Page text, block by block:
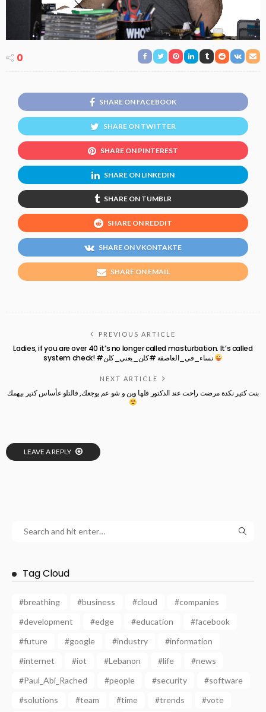
0
SHARE ON FACEBOOK
SHARE ON TWITTER
SHARE ON PINTEREST
SHARE ON LINKEDIN
SHARE ON TUMBLR
SHARE ON REDDIT
SHARE ON VKONTAKTE
SHARE ON EMAIL
PREVIOUS ARTICLE
Ladies, if you are over 40 it’s no longer called masturbation. It’s called
system check! #نساء_في_العاصفة #كلن_يعني_كلن
NEXT ARTICLE
بنت كتير نكدة مرضت راحت عند الدكتور قلها وين و شو عم يوجعك, قالتلو عأساس كتير بيهمك
LEAVE A REPLY
Tag Cloud
#breathing #business #cloud
#companies
#development
#edge #education
#facebook
#future
#google #industry
#information
#internet
#iot #Lebanon #life
#news
#Paul_Abi_Rached
#people #security
#software
#solutions
#team #time #trends
#vote